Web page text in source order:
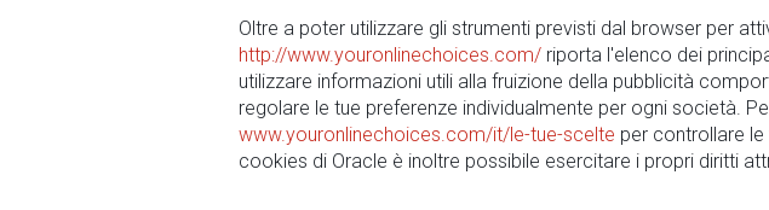
Oltre a poter utilizzare gli strumenti previsti dal browser per
http://www.youronlinechoices.com/ riporta l'elenco dei
utilizzare informazioni utili alla fruizione della pubblicità
regolare le tue preferenze individualmente per ogni società.
www.youronlinechoices.com/it/le-tue-scelte per controllare
cookies di Oracle è inoltre possibile esercitare i propri diritti